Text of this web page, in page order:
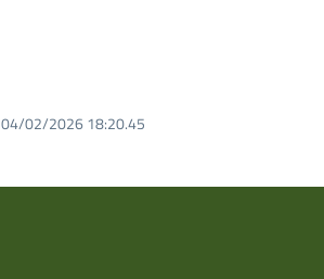
04/02/2026 18:20.45